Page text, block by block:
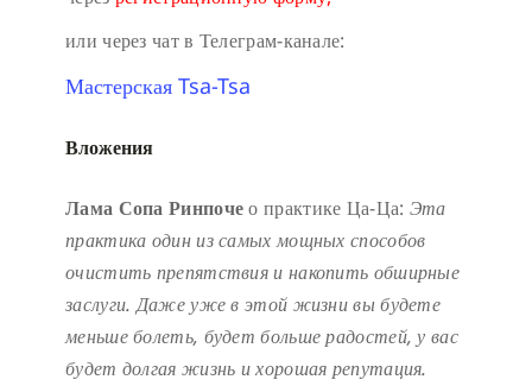
или через чат в Телеграм-канале:
Мастерская Tsa-Tsa
Вложения
Лама Сопа Ринпочео практике Ца-Ца: Эта
практика один из самых мощных способов
очистить препятствия и накопить обширные
заслуги. Даже уже в этой жизни вы будете
меньше болеть, будет больше радостей, у вас
будет долгая жизнь и хорошая репутация.